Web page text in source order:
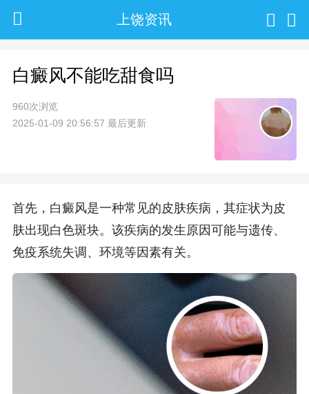
上饶资讯
白癜风不能吃甜食吗
960次浏览
2025-01-09 20:56:57 最后更新
首先，白癜风是一种常见的皮肤疾病，其症状为皮
肤出现白色斑块。该疾病的发生原因可能与遗传、
免疫系统失调、环境等因素有关。